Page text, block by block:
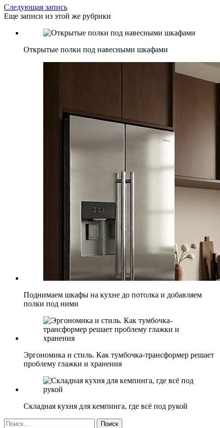
Следующая запись
Еще записи из этой же рубрики
Открытые полки под навесными шкафами
Поднимаем шкафы на кухне до потолка и добавляем
полки под ними
Эргономика и стиль. Как тумбочка-трансформер решает
проблему глажки и хранения
Складная кухня для кемпинга, где всё под рукой
Найти: